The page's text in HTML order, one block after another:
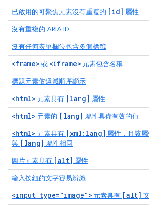
已啟用的可聚焦元素沒有重複的 [id] 屬性
沒有重複的 ARIA ID
沒有任何表單欄位包含多個標籤
<frame> 或 <iframe> 元素包含名稱
標題元素依遞減順序顯示
<html> 元素具有 [lang] 屬性
<html> 元素的 [lang] 屬性具備有效的值
<html> 元素具有 [xml:lang] 屬性，且該
與 [lang] 屬性相同
圖片元素具有 [alt] 屬性
輸入按鈕的文字容易辨識
<input type="image"> 元素具有 [alt]